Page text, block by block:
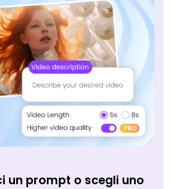
un prompt o scegli uno